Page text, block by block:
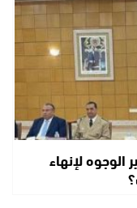
لإنهاء